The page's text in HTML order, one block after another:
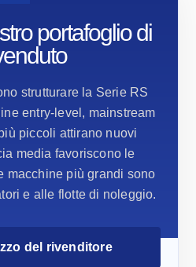
portafoglio di
strutturare la Serie RS
entry-level, mainstream
piccoli attirano nuovi
media favoriscono le
macchine più grandi sono
e alle flotte di noleggio.
del rivenditore